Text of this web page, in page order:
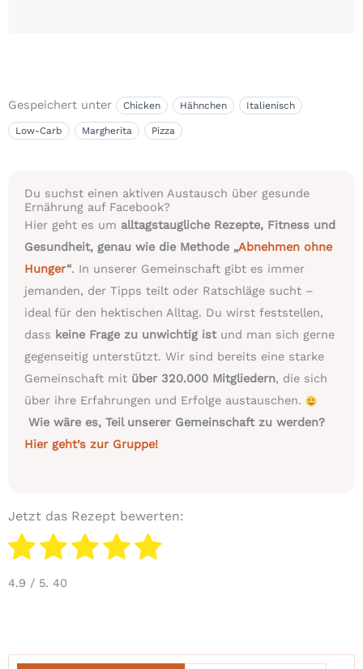
Gespeichert unter Chicken Hähnchen Italienisch
Low-Carb Margherita Pizza
Du suchst einen aktiven Austausch über gesunde
Ernährung auf Facebook?
Hier geht es um alltagstaugliche Rezepte, Fitness und
Gesundheit, genau wie die Methode „Abnehmen ohne
Hunger“. In unserer Gemeinschaft gibt es immer
jemanden, der Tipps teilt oder Ratschläge sucht –
ideal für den hektischen Alltag. Du wirst feststellen,
dass keine Frage zu unwichtig istund man sich gerne
gegenseitig unterstützt. Wir sind bereits eine starke
Gemeinschaft mit über 320.000 Mitgliedern, die sich
über ihre Erfahrungen und Erfolge austauschen.
Wie wäre es, Teil unserer Gemeinschaft zu werden?
Hier geht’s zur Gruppe!
Jetzt das Rezept bewerten:
4.9 / 5. 40